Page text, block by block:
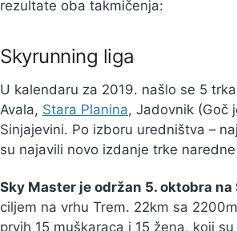
rezultate oba takmičenja:
Skyrunning liga
U kalendaru za 2019. našlo se 5
Avala, Stara Planina, Jadovnik (Goč
Sinjajevini. Po izboru uredništva –
su najavili novo izdanje trke
Sky Master je održan 5. oktobra na
ciljem na vrhu Trem. 22km sa
prvih 15 muškaraca i 15 žena, koji